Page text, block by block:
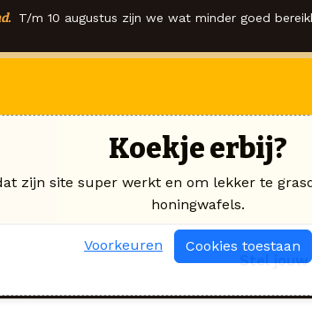
T/m 10 augustus zijn we wat minder goed
Stel jouw
Koekje erbij?
zijn site super werkt en om lekker te
honingwafels.
Voorkeuren Cookies toestaan